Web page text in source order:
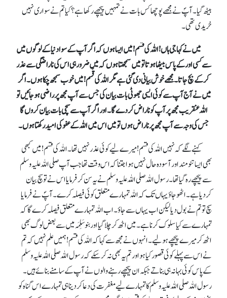
بیٹھ گیا۔ آپؐ نے مجھے پوچھا کس بات نے تمہیں پیچھے رکھا ہے؟ کیا تم نے سواری نہیں
خریدی تھی۔
میں نے کہا جی ہاں !اللہ کی قسم !میں ایسا ہوں کہ اگر آپ کے سوا دنیا کے لوگوں میں
سے کسی اور کے پاس بیٹھا ہوتا تو میں سمجھتا ہوں کہ میں ضرور ہی اس کی ناراضگی سے عذر
کرکے بچ جاتا۔ مجھے خوش بیانی دی گئی ہے مگر اللہ کی قَسم !میں خوب سمجھ چکا ہوں۔ اگر
میں نے آج آپ سے کوئی ایسی جھوٹی بات بیان کی جس سے آپ مجھ پر راضی ہوجائیں تو
اللہ عنقریب مجھ پر آپ کو ناراض کردے گا۔ اور اگر آپ سے سچی بات بیان کروں گا
جس کی وجہ سے آپ مجھ پر ناراض ہوں تو میں اس میں اللہ کے عفو کی امید رکھتا ہوں۔
کہنے لگے کہ نہیں اللہ کی قسم !میرے لیے کوئی عذر نہیں تھا۔ اللہ کی قسم !میں کبھی
بھی ایسا تنومند اور آسودہ حال نہیں ہوا جتنا کہ اس وقت تھا جب آپ صلی اللہ علیہ وسلم
سے پیچھے رہ گیا تھا۔ رسول اللہ صلی اللہ علیہ وسلم نے یہ سن کر فرمایا اس نے تو سچ بیان
کردیا ہے۔ اٹھو جاؤ یہاں تک کہ اللہ تمہارے متعلق کوئی فیصلہ کرے۔ آپؐ نے فرمایا
سچ تو تم نے بول دیا لیکن اب یہاں سے جاؤ۔ اب اللہ تمہارے متعلق فیصلہ کرے گا کہ
تمہارے سے کیا سلوک کرنا ہے۔ میں اٹھ کر چلا گیا اوربنو سَلِمَہ میں سے بعض لوگ بھی
اٹھ کر میرے پیچھے ہولیے۔ انہوں نے مجھ سے کہا کہ اللہ کی قسم !ہمیں علم نہیں کہ تم
نے اس سے پہلے کوئی قصور کیا ہو اور تم یہ بھی نہ کرسکے کہ رسول اللہ صلی اللہ علیہ وسلم
کے پاس کوئی بہانہ ہی بناتے جبکہ ان پیچھے رہنے والوں نے آپ کے سامنے بنائے ہیں۔
رسول اللہ صلی اللہ علیہ وسلم کا تمہارے لیے مغفرت کی دعا کردینا ہی تمہارے اس گناہ کو